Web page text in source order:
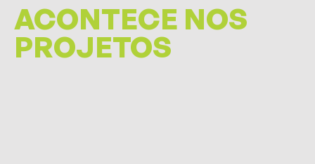
ACONTECE NOS
PROJETOS